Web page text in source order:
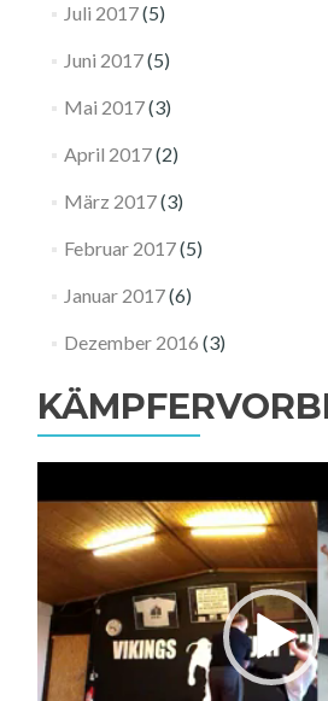
Juli 2017(5)
Juni 2017(5)
Mai 2017(3)
April 2017(2)
März 2017(3)
Februar 2017(5)
Januar 2017(6)
Dezember 2016 (3)
Player